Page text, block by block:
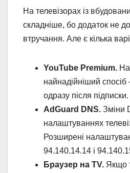
На телевізорах із
складніше, бо додаток не
втручання. Але є кілька
YouTube Premium.
найнадійніший
одразу після підписки.
AdGuard DNS. Зміни
налаштуваннях
Розширені
94.140.14.14 і
Браузер на TV. Якщо